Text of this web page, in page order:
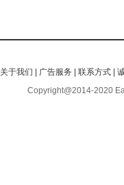
关于我们 | 广告服务 |联系方式 |
Copyright@2014-2020